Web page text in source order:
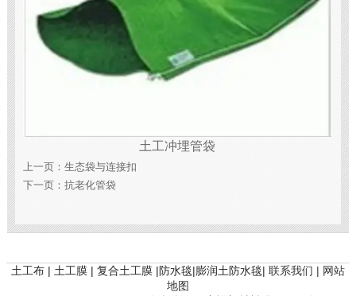
土工冲埋管袋
上一页： 生态袋与连接扣
下一页： 抗老化管袋
土工布 | 土工膜 | 复合土工膜 |防水毯|膨润土防水毯| 联系我们 | 网站
地图